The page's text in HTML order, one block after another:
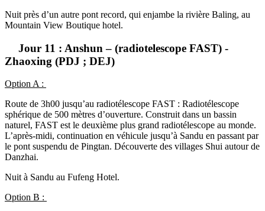
Nuit près d’un autre pont record, qui enjambe la rivière Baling, au
Mountain View Boutique hotel.
Jour 11 : Anshun – (radiotelescope FAST) -
Zhaoxing (PDJ ; DEJ)
Option A :
Route de 3h00 jusqu’au radiotélescope FAST : Radiotélescope
sphérique de 500 mètres d’ouverture. Construit dans un bassin
naturel, FAST est le deuxième plus grand radiotélescope au monde.
L’après-midi, continuation en véhicule jusqu’à Sandu en passant par
le pont suspendu de Pingtan. Découverte des villages Shui autour de
Danzhai.
Nuit à Sandu au Fufeng Hotel.
Option B :